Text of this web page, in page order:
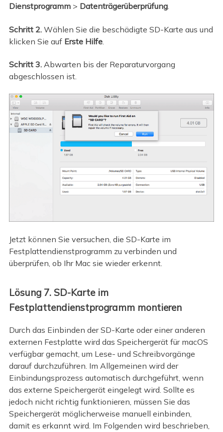
Dienstprogramm> Datenträgerüberprüfung.
Schritt 2. Wählen Sie die beschädigte SD-Karte aus und
klicken Sie auf Erste Hilfe.
Schritt 3. Abwarten bis der Reparaturvorgang
abgeschlossen ist.
Jetzt können Sie versuchen, die SD-Karte im
Festplattendienstprogramm zu verbinden und
überprüfen, ob Ihr Mac sie wieder erkennt.
Lösung 7. SD-Karte im
Festplattendienstprogramm montieren
Durch das Einbinden der SD-Karte oder einer anderen
externen Festplatte wird das Speichergerät für macOS
verfügbar gemacht, um Lese- und Schreibvorgänge
darauf durchzuführen. Im Allgemeinen wird der
Einbindungsprozess automatisch durchgeführt, wenn
das externe Speichergerät eingelegt wird. Sollte es
jedoch nicht richtig funktionieren, müssen Sie das
Speichergerät möglicherweise manuell einbinden,
damit es erkannt wird. Im Folgenden wird beschrieben,